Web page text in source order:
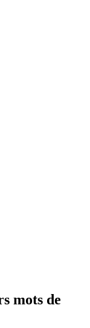
mots de